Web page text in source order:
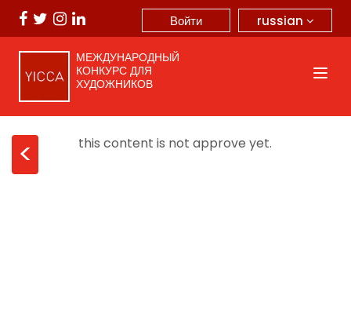
russian
Войти
МЕЖДУНАРОДНЫЙ
КОНКУРС ДЛЯ
ХУДОЖНИКОВ
< this content is not approve yet.